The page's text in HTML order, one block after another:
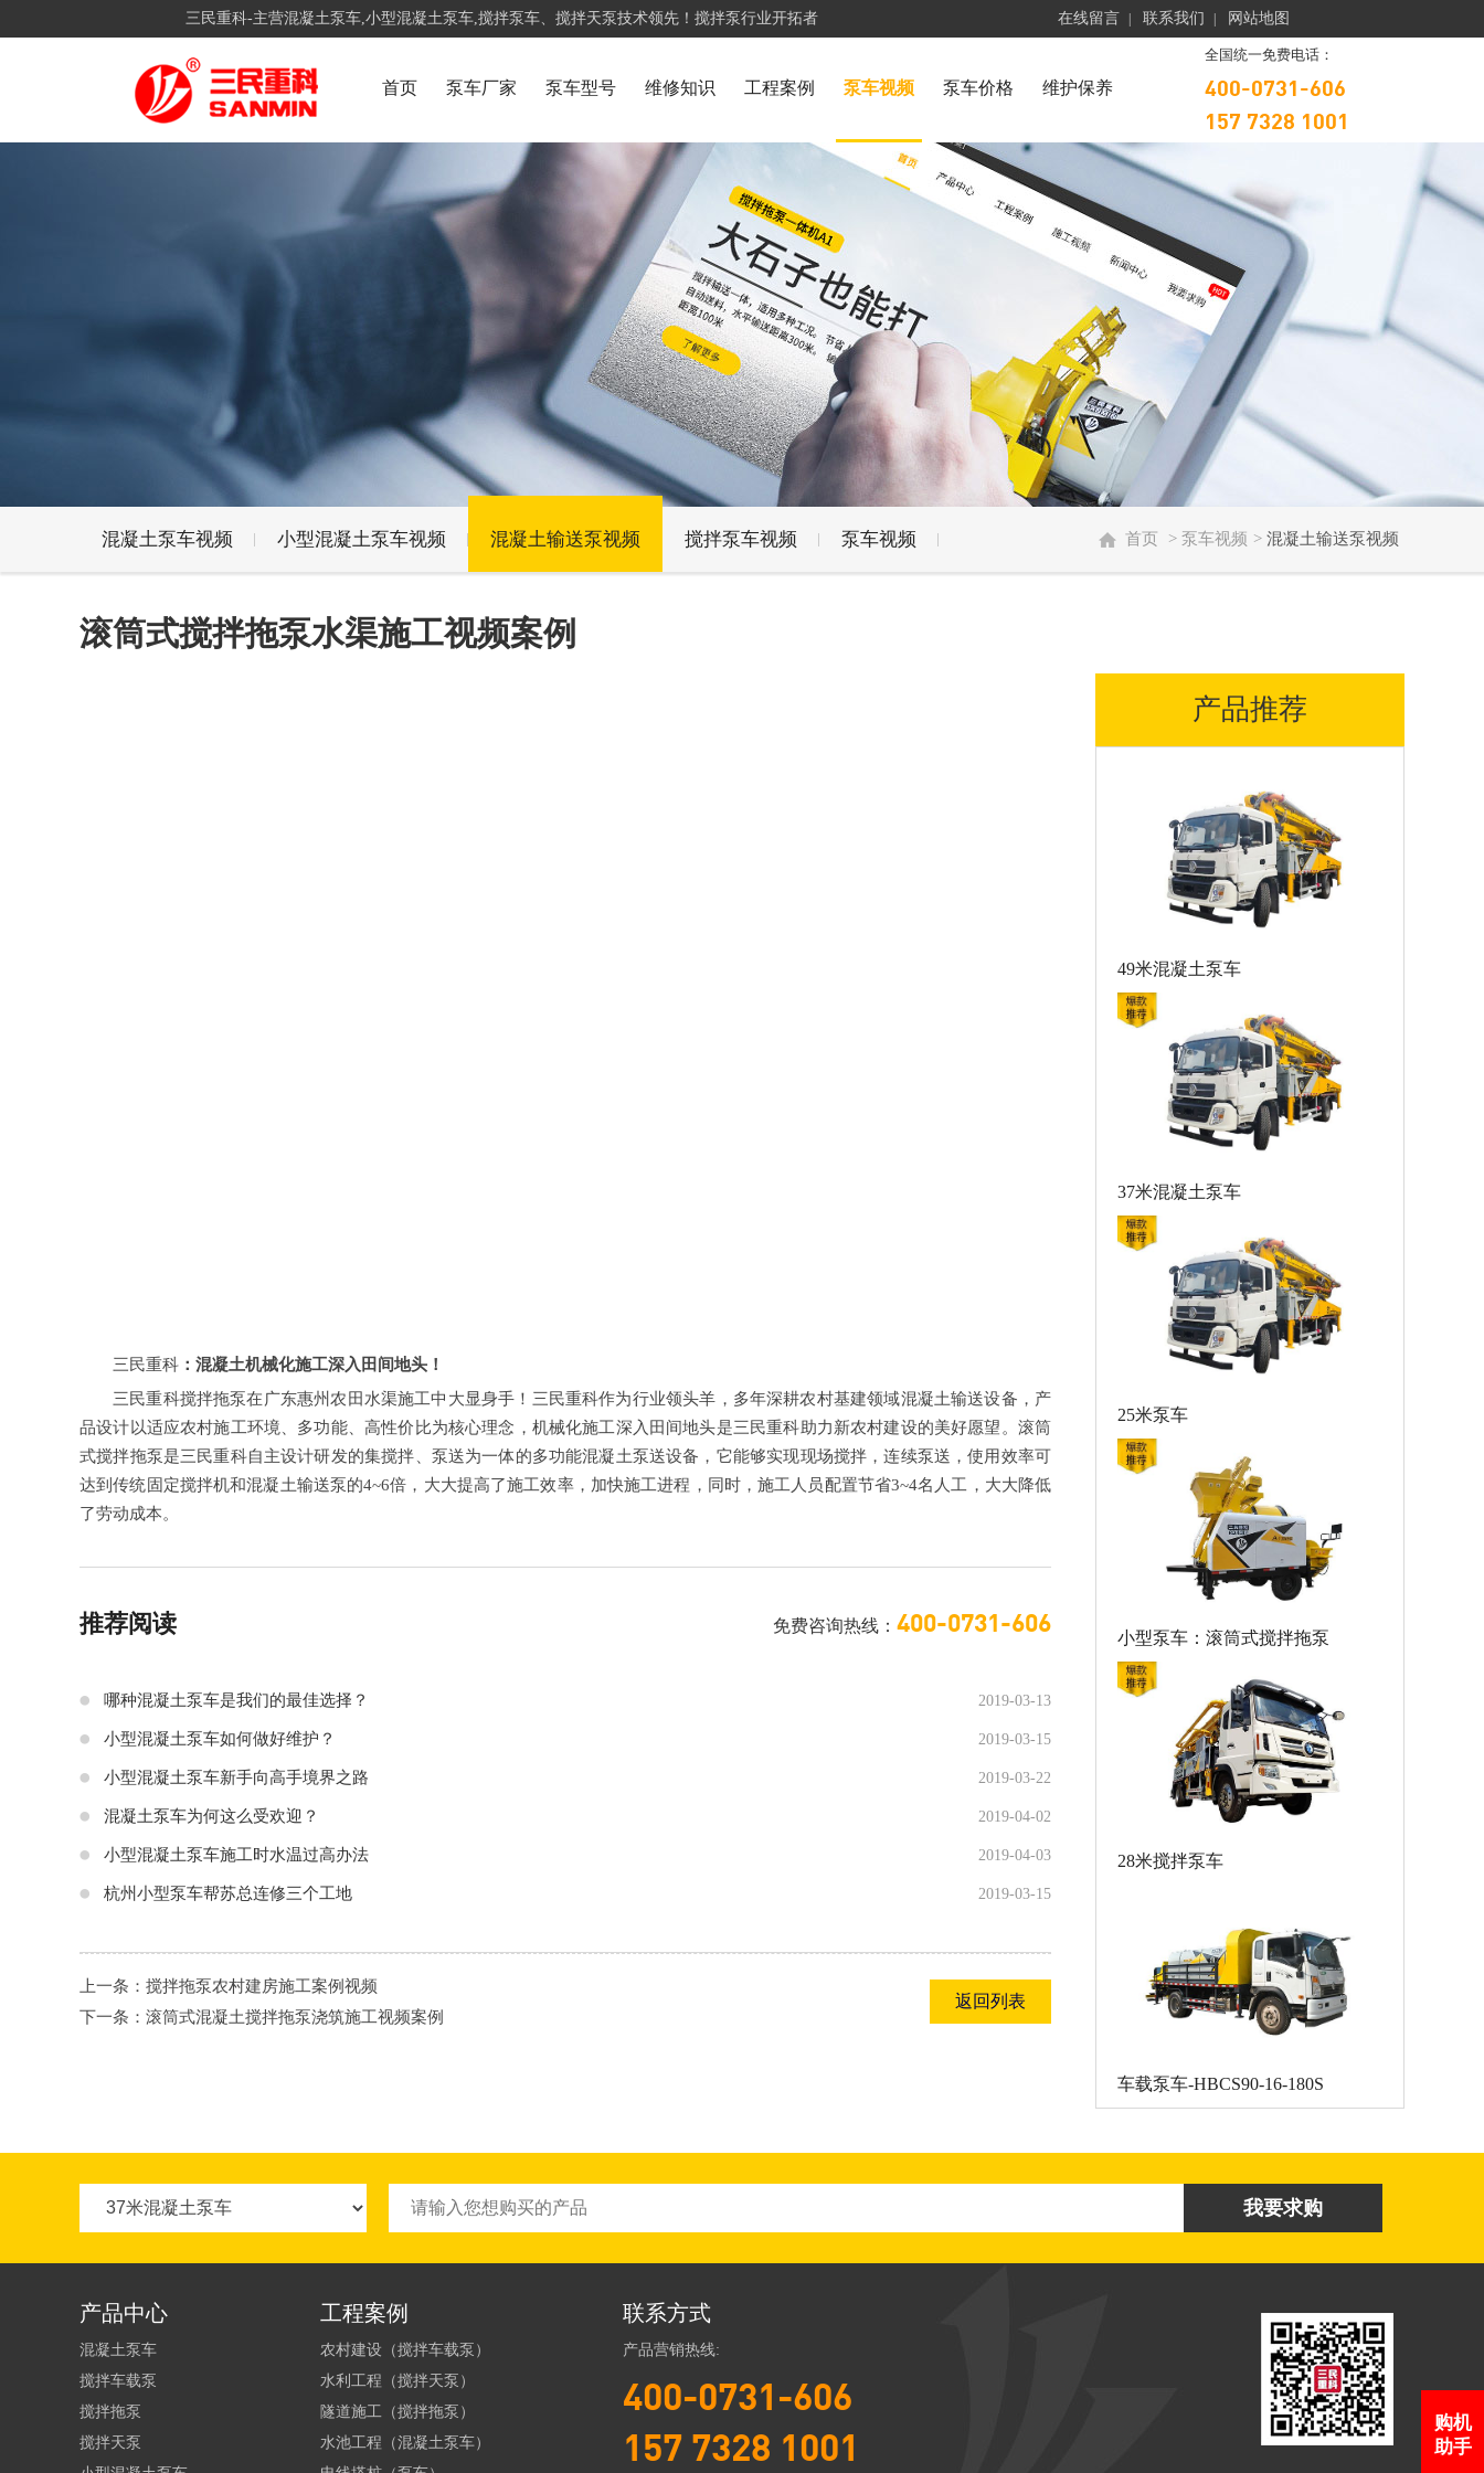
三民重科-主营混凝土泵车,小型混凝土泵车,搅拌泵车、搅拌天泵技术领先！搅拌泵行业开拓者 在线留言 联系我们 网站地图
首页 泵车厂家 泵车型号 维修知识 工程案例 泵车视频 泵车价格 维护保养
全国统一免费电话：
400-0731-606
157 7328 1001
混凝土泵车视频 小型混凝土泵车视频 混凝土输送泵视频 搅拌泵车视频 泵车视频 首页 > 泵车视频 > 混凝土输送泵视频
滚筒式搅拌拖泵水渠施工视频案例
三民重科 ：混凝土机械化施工深入田间地头！
三民重科搅拌拖泵在广东惠州农田水渠施工中大显身手！三民重科作为行业领头羊，多年深耕农村基建领域混凝土输送设备，产
品设计以适应农村施工环境、多功能、高性价比为核心理念，机械化施工深入田间地头是三民重科助力新农村建设的美好愿望。滚筒
式搅拌拖泵是三民重科自主设计研发的集搅拌、泵送为一体的多功能混凝土泵送设备，它能够实现现场搅拌，连续泵送，使用效率可
达到传统固定搅拌机和混凝土输送泵的4~6倍，大大提高了施工效率，加快施工进程，同时，施工人员配置节省3~4名人工，大大降低
了劳动成本。
推荐阅读 免费咨询热线： 400-0731-606
哪种混凝土泵车是我们的最佳选择？ 2019-03-13
小型混凝土泵车如何做好维护？ 2019-03-15
小型混凝土泵车新手向高手境界之路 2019-03-22
混凝土泵车为何这么受欢迎？ 2019-04-02
小型混凝土泵车施工时水温过高办法 2019-04-03
杭州小型泵车帮苏总连修三个工地 2019-03-15
上一条： 搅拌拖泵农村建房施工案例视频
下一条： 滚筒式混凝土搅拌拖泵浇筑施工视频案例
返回列表
产品推荐
49米混凝土泵车
37米混凝土泵车
25米泵车
小型泵车：滚筒式搅拌拖泵
28米搅拌泵车
车载泵车-HBCS90-16-180S
产品中心
混凝土泵车
搅拌车载泵
搅拌拖泵
搅拌天泵
工程案例
农村建设（搅拌车载泵）
水利工程（搅拌天泵）
隧道施工（搅拌拖泵）
水池工程（混凝土泵车）
联系方式
产品营销热线:
400-0731-606
157 7328 1001
购机
助手